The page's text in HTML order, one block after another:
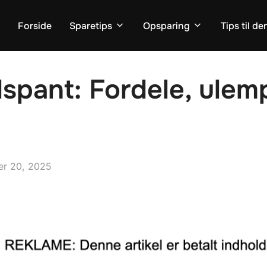
Forside Sparetips Opsparing Tips til
Fordele,
20, 2025